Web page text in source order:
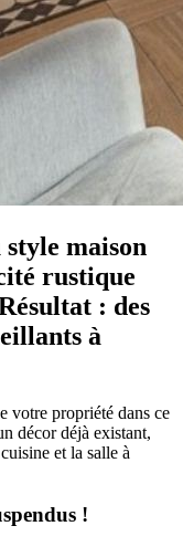
style maison
rustique
: des
à
votre propriété dans ce
décor déjà existant,
et la salle à
!